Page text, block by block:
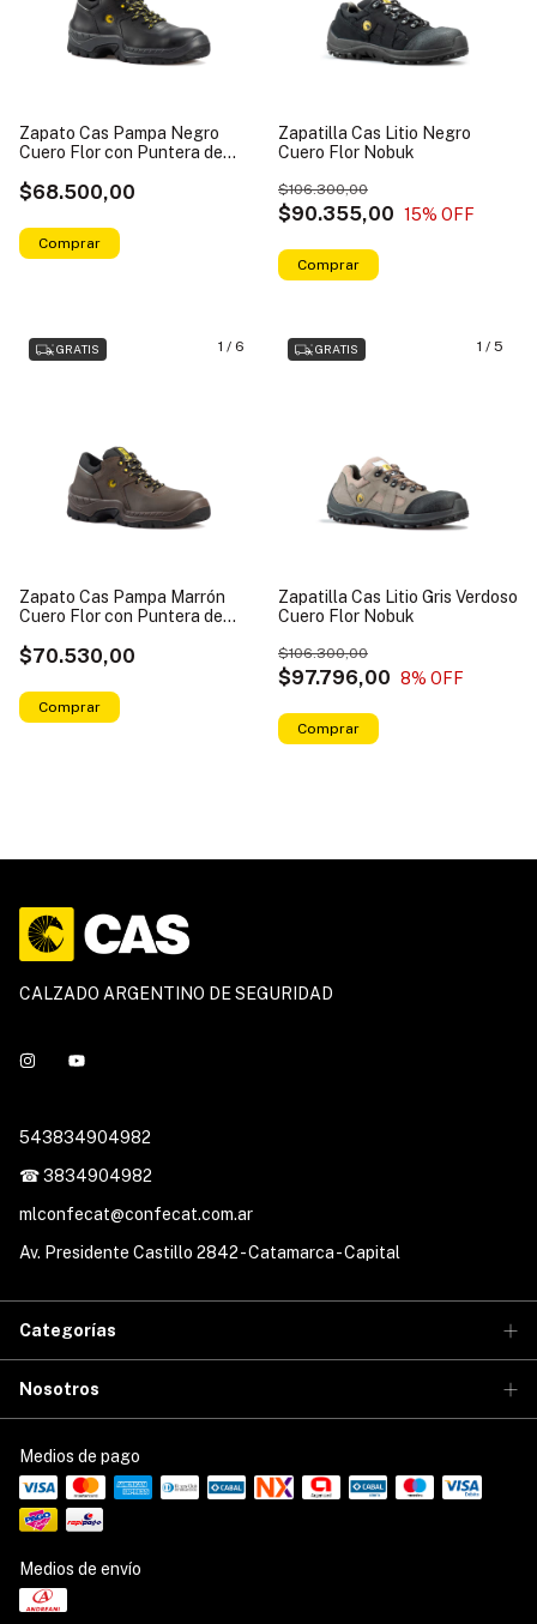
Zapato Cas Pampa Negro
Cuero Flor con Puntera de
$68.500,00
Comprar
Zapatilla Cas Litio Negro
Cuero Flor Nobuk
$90.355,00
$106.300,00
15% OFF
Comprar
1 / 6
GRATIS
Zapato Cas Pampa Marrón
Cuero Flor con Puntera de
$70.530,00
Comprar
1 / 5
GRATIS
Zapatilla Cas Litio Gris Verdoso
Cuero Flor Nobuk
$97.796,00
$106.300,00
8% OFF
Comprar
CALZADO ARGENTINO DE SEGURIDAD
543834904982
☎ 3834904982
mlconfecat@confecat.com.ar
Av. Presidente Castillo 2842 - Catamarca - Capital
Categorías
Nosotros
Medios de pago
Medios de envío